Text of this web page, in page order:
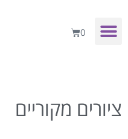
0
ציורים מקוריים